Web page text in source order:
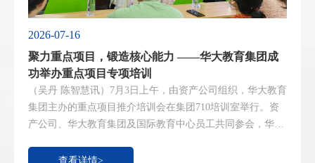
2026-07-16
聚力重点项目，锻造核心能力 ——华大教育集团成
功举办重点项目专项培训
（吴丹 陈智慧讯）7月3日上午，由资产公司组织，华大教育
集团主办的重点项目推介培训会在集团710培训室举行。资
产公司、华大教育集团及国际教育中心员工共同参会，华大
在帮助员工了解集团教育业务布局，把握项目政策背景，精
查看详情>